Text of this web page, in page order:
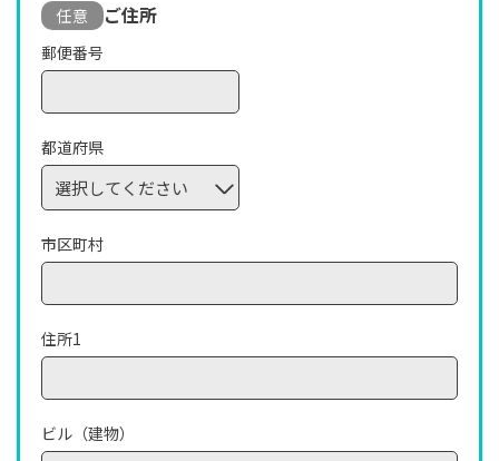
任意 ご住所
郵便番号
都道府県
市区町村
住所1
ビル（建物）